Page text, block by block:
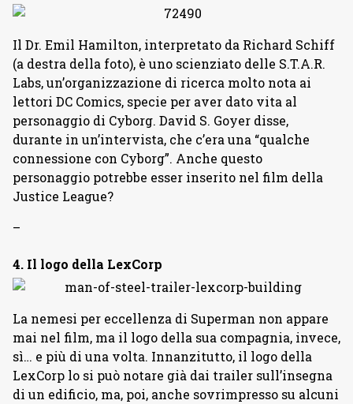
Il Dr. Emil Hamilton, interpretato da Richard Schiff
(a destra della foto), è uno scienziato delle S.T.A.R.
Labs, un’organizzazione di ricerca molto nota ai
lettori DC Comics, specie per aver dato vita al
personaggio di Cyborg. David S. Goyer disse,
durante in un’intervista, che c’era una “qualche
connessione con Cyborg”. Anche questo
personaggio potrebbe esser inserito nel film della
Justice League?
–
4. Il logo della LexCorp
La nemesi per eccellenza di Superman non appare
mai nel film, ma il logo della sua compagnia, invece,
sì… e più di una volta. Innanzitutto, il logo della
LexCorp lo si può notare già dai trailer sull’insegna
di un edificio, ma, poi, anche sovrimpresso su alcuni